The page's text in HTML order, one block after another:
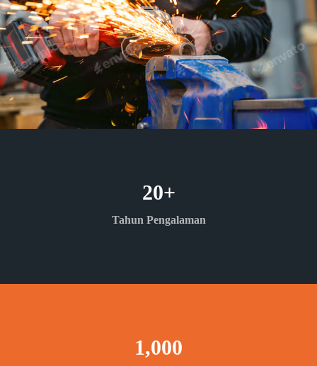
Tahun Pengalaman
20+
1,000